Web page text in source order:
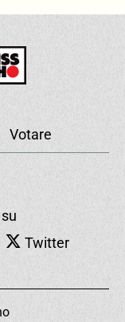
Votare
Twitter